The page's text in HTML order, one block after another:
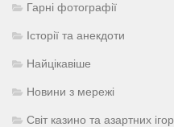
Гарні фотографії
Історії та анекдоти
Найцікавіше
Новини з мережі
Світ казино та азартних ігор